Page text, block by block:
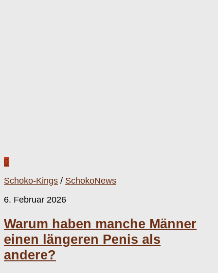
0
Schoko-Kings / SchokoNews
6. Februar 2026
Warum haben manche Männer
einen längeren Penis als
andere?